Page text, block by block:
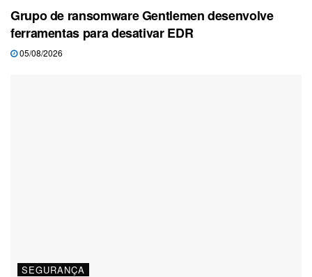
Grupo de ransomware Gentlemen desenvolve
ferramentas para desativar EDR
05/08/2026
SEGURANÇA